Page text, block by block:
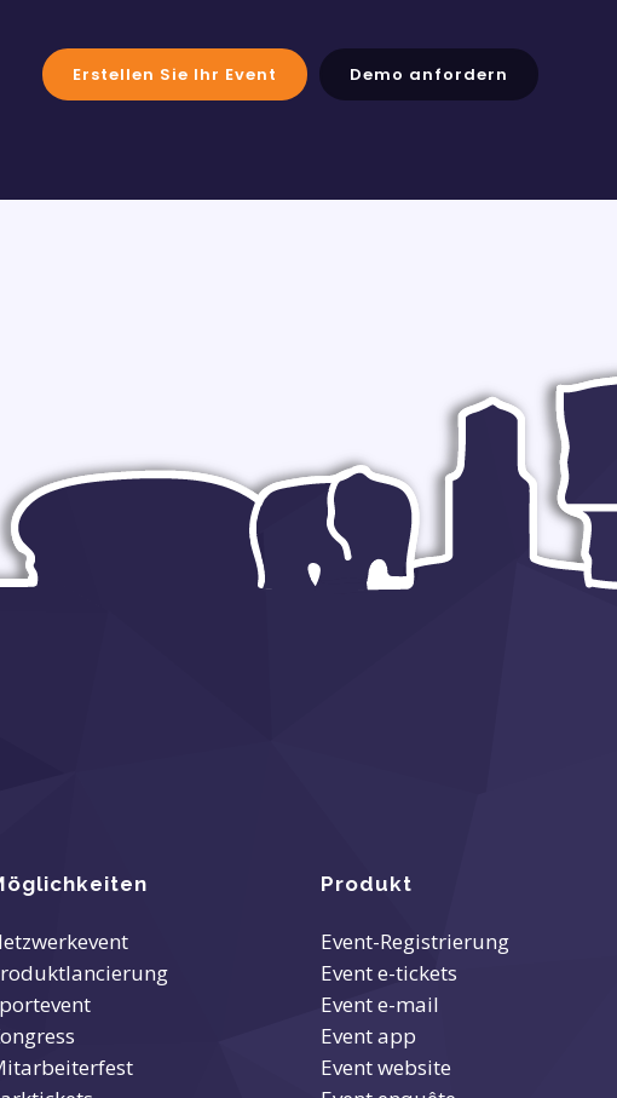
Erstellen Sie Ihr Event Demo anfordern
Produkt
Event-Registrierung
Event e-tickets
Event e-mail
Event app
Event website